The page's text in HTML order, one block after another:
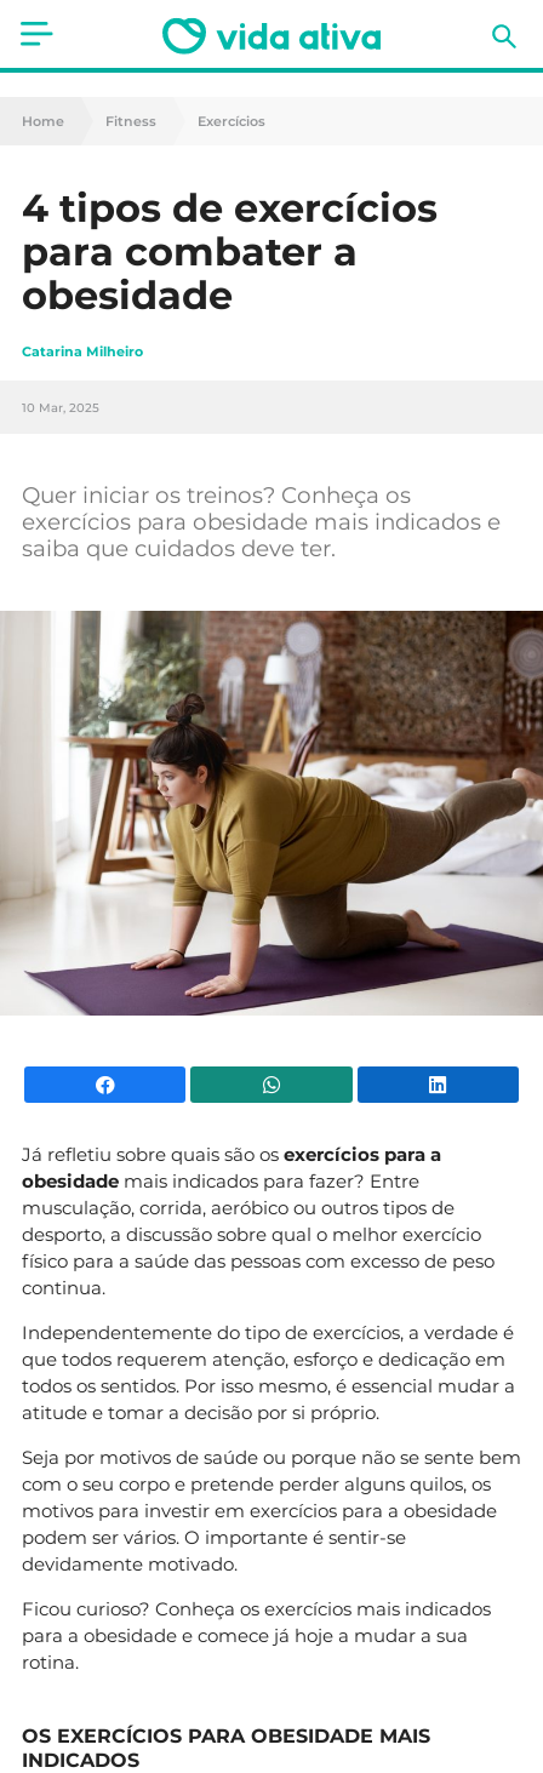
Saúde
Nutrição
Receitas
Fitness
Mães e Bebés
Home Fitness Exercícios
4 tipos de exercícios
para combater a
obesidade
Catarina Milheiro
10 Mar, 2025
Quer iniciar os treinos? Conheça os
exercícios para obesidade mais indicados e
saiba que cuidados deve ter.
Facebook WhatsApp
Já refletiu sobre quais são os exercícios para a
obesidade mais indicados para fazer? Entre
musculação, corrida, aeróbico ou outros tipos de
desporto, a discussão sobre qual o melhor exercício
físico para a saúde das pessoas com excesso de peso
continua.
Independentemente do tipo de exercícios, a verdade é
que todos requerem atenção, esforço e dedicação em
todos os sentidos. Por isso mesmo, é essencial mudar a
atitude e tomar a decisão por si próprio.
Seja por motivos de saúde ou porque não se sente bem
com o seu corpo e pretende perder alguns quilos, os
motivos para investir em exercícios para a obesidade
podem ser vários. O importante é sentir-se
devidamente motivado.
Ficou curioso? Conheça os exercícios mais indicados
para a obesidade e comece já hoje a mudar a sua
rotina.
OS EXERCÍCIOS PARA OBESIDADE MAIS
INDICADOS